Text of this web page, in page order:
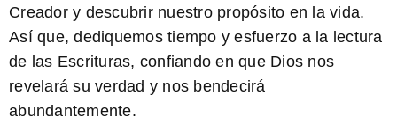
Creador y descubrir nuestro propósito en la vida.
Así que, dediquemos tiempo y esfuerzo a la lectura
de las Escrituras, confiando en que Dios nos
revelará su verdad y nos bendecirá
abundantemente.